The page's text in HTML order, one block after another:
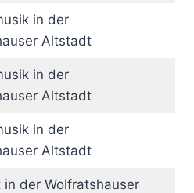
in der
Altstadt
in der
Altstadt
in der
Altstadt
der Wolfratshauser